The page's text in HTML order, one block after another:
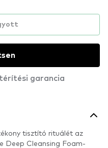
garancia
tisztító rituálét az
Deep Cleansing Foam-